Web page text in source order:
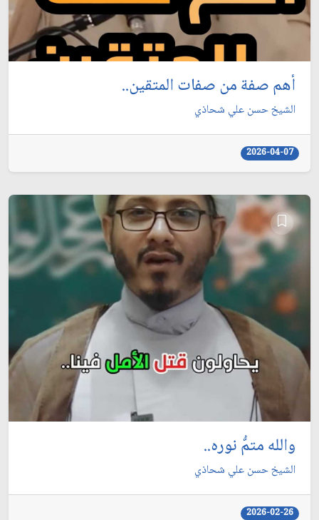
أهم صفة من صفات المتقين..
الشيخ حسن علي شحاذي
2026-04-07
والله متمُّ نوره..
الشيخ حسن علي شحاذي
2026-02-26